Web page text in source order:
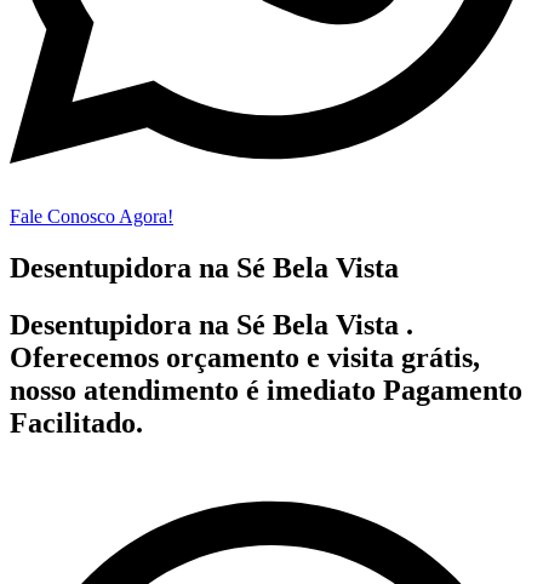
Fale Conosco Agora!
Desentupidora na Sé Bela Vista
Desentupidora na Sé Bela Vista .
Oferecemos orçamento e visita grátis,
nosso atendimento é imediato Pagamento
Facilitado.